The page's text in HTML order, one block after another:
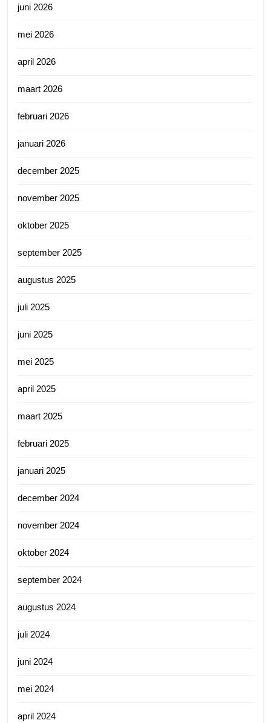
juni 2026
mei 2026
april 2026
maart 2026
februari 2026
januari 2026
december 2025
november 2025
oktober 2025
september 2025
augustus 2025
juli 2025
juni 2025
mei 2025
april 2025
maart 2025
februari 2025
januari 2025
december 2024
november 2024
oktober 2024
september 2024
augustus 2024
juli 2024
juni 2024
mei 2024
april 2024